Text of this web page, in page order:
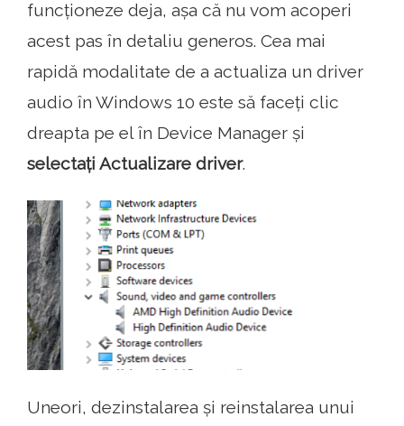
funcționeze deja, așa că nu vom acoperi
acest pas în detaliu generos. Cea mai
rapidă modalitate de a actualiza un driver
audio în Windows 10 este să faceți clic
dreapta pe el în Device Manager și
selectați Actualizare driver.
Uneori, dezinstalarea și reinstalarea unui